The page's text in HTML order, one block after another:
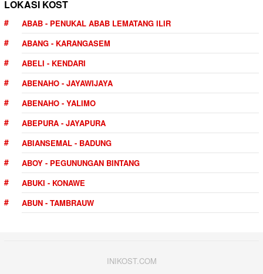
LOKASI KOST
ABAB - PENUKAL ABAB LEMATANG ILIR
ABANG - KARANGASEM
ABELI - KENDARI
ABENAHO - JAYAWIJAYA
ABENAHO - YALIMO
ABEPURA - JAYAPURA
ABIANSEMAL - BADUNG
ABOY - PEGUNUNGAN BINTANG
ABUKI - KONAWE
ABUN - TAMBRAUW
INIKOST.COM